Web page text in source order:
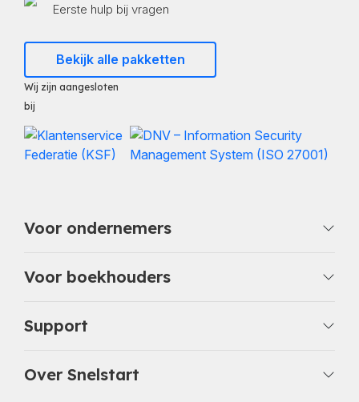
Eerste hulp bij vragen
Bekijk alle pakketten
Wij zijn aangesloten
bij
Voor ondernemers
Voor boekhouders
Support
Over Snelstart